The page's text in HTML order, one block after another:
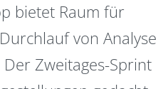
bietet Raum für
von Analyse
Zweitages-Sprint